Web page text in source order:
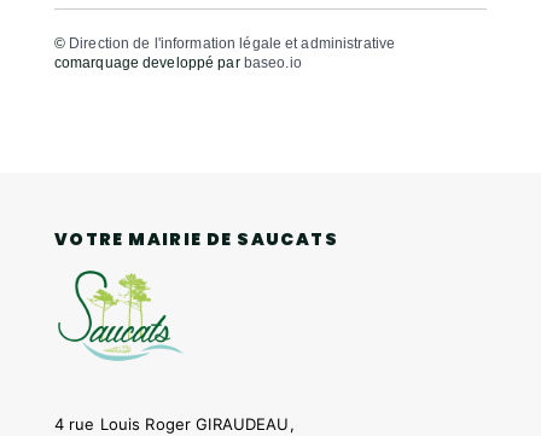
© Direction de l'information légale et administrative
comarquage developpé par baseo.io
VOTRE MAIRIE DE SAUCATS
4 rue Louis Roger GIRAUDEAU,